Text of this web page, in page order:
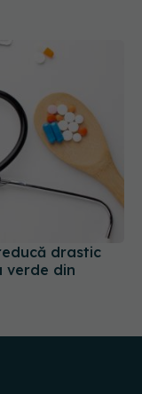
drastic
din